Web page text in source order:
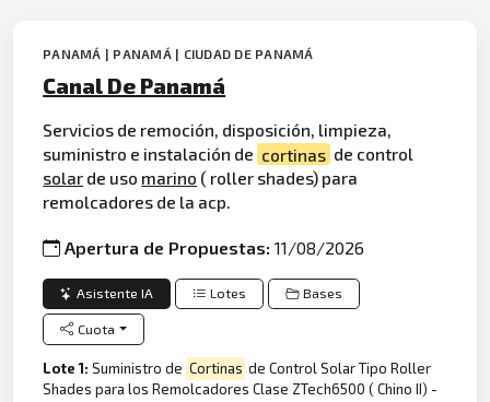
PANAMÁ | PANAMÁ | CIUDAD DE PANAMÁ
Canal De Panamá
Servicios de remoción, disposición, limpieza,
suministro e instalación de cortinas de control
solar de uso marino ( roller shades) para
remolcadores de la acp.
Apertura de Propuestas:11/08/2026
Asistente IA Lotes Bases
Cuota
Lote 1:Suministro de Cortinas de Control Solar Tipo Roller
Shades para los Remolcadores Clase ZTech6500 ( Chino II) -